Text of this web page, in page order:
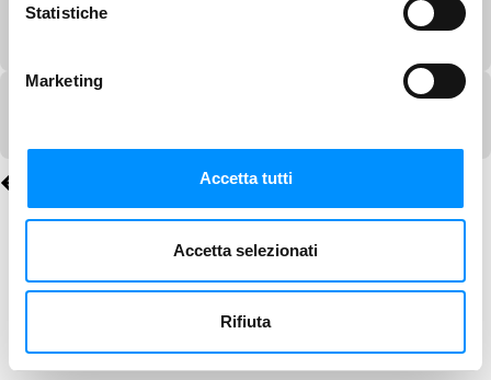
Statistiche
Marketing
Accetta tutti
Accetta selezionati
Rifiuta